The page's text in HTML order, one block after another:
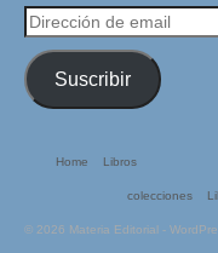
Dirección
de
email
Suscribir
Home Libros
colecciones
© 2026 Materia Editorial -